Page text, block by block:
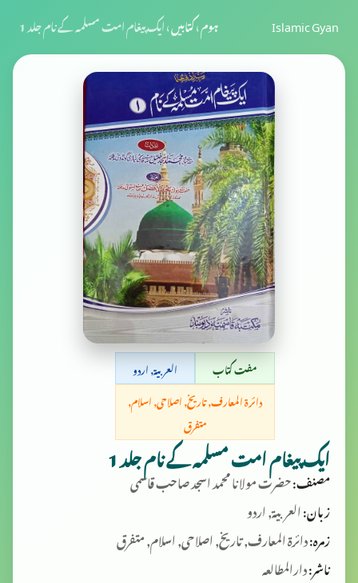
Islamic Gyan ہوم›کتابیں›ایک پیغام امت مسلمہ کے نام جلد 1
مفت کتاب
العربية, اردو
دائرۃ المعارف, تاریخ, اصلاحی, اسلام,
متفرق
ایک پیغام امت مسلمہ کے نام جلد 1
مصنف:حضرت مولانا محمد اسجد صاحب قاسمی
زبان:العربية, اردو
زمرہ:دائرۃ المعارف, تاریخ, اصلاحی, اسلام, متفرق
ناشر:دارالمطالعہ